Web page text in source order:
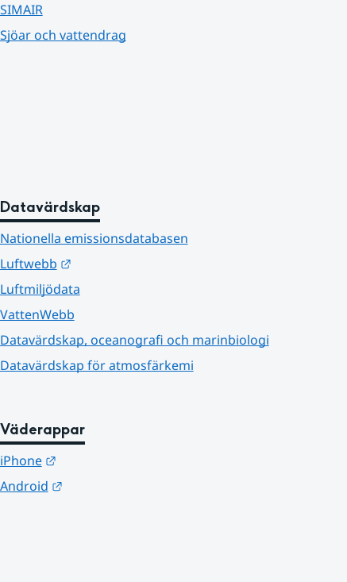
SIMAIR
Sjöar och vattendrag
Datavärdskap
Nationella emissionsdatabasen
Luftwebb
Länk till annan webbplats.
Luftmiljödata
VattenWebb
Datavärdskap, oceanografi och marinbiologi
Datavärdskap för atmosfärkemi
Väderappar
iPhone
Länk till annan webbplats.
Android
Länk till annan webbplats.